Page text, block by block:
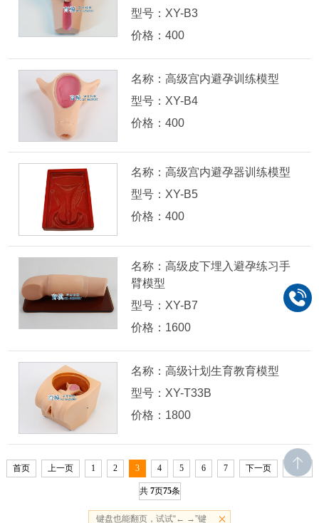
型号：XY-B3
价格：400
名称：高级宫内避孕训练模型
型号：XY-B4
价格：400
名称：高级宫内避孕器训练模型
型号：XY-B5
价格：400
名称：高级皮下埋入避孕练习手
臂模型
型号：XY-B7
价格：1600
名称：高级计划生育教育模型
型号：XY-T33B
价格：1800
首页 上一页 1 2 3 4 5 6 7 下一页 末页
共 7页75条
键盘也能翻页，试试“← →”键